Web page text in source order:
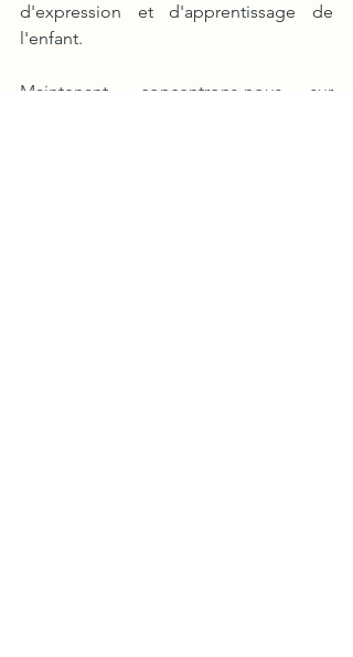
d'expression et d'apprentissage de
l'enfant.
Maintenant, concentrons-nous sur